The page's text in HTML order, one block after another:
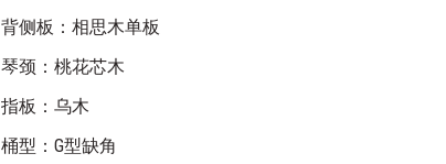
背侧板：相思木单板
琴颈：桃花芯木
指板：乌木
桶型：G型缺角